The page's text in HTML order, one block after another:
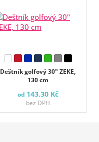
Deštník golfový 30" ZEKE,
130 cm
od 143,30 Kč
bez DPH